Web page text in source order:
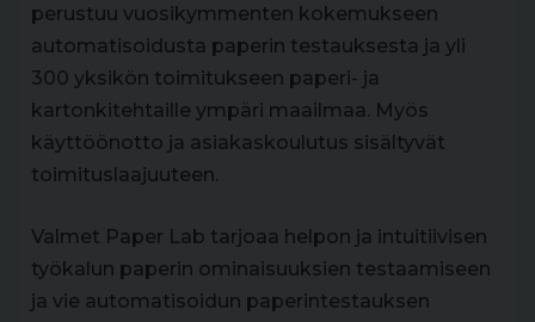
perustuu vuosikymmenten kokemukseen
automatisoidusta paperin testauksesta ja yli
300 yksikön toimitukseen paperi- ja
kartonkitehtaille ympäri maailmaa. Myös
käyttöönotto ja asiakaskoulutus sisältyvät
toimituslaajuuteen.
Valmet Paper Lab tarjoaa helpon ja intuitiivisen
työkalun paperin ominaisuuksien testaamiseen
ja vie automatisoidun paperintestauksen